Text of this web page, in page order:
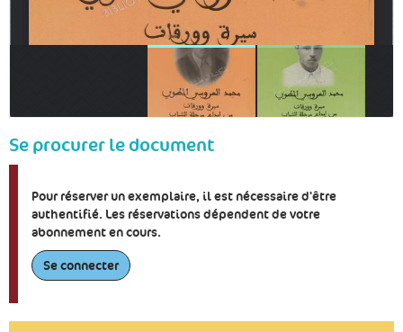
Se procurer le document
Pour réserver un exemplaire, il est nécessaire d'être
authentifié. Les réservations dépendent de votre
abonnement en cours.
Se connecter